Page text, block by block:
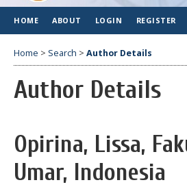
HOME ABOUT LOGIN REGISTER
Home > Search > Author Details
Author Details
Opirina, Lissa,
Umar, Indonesia